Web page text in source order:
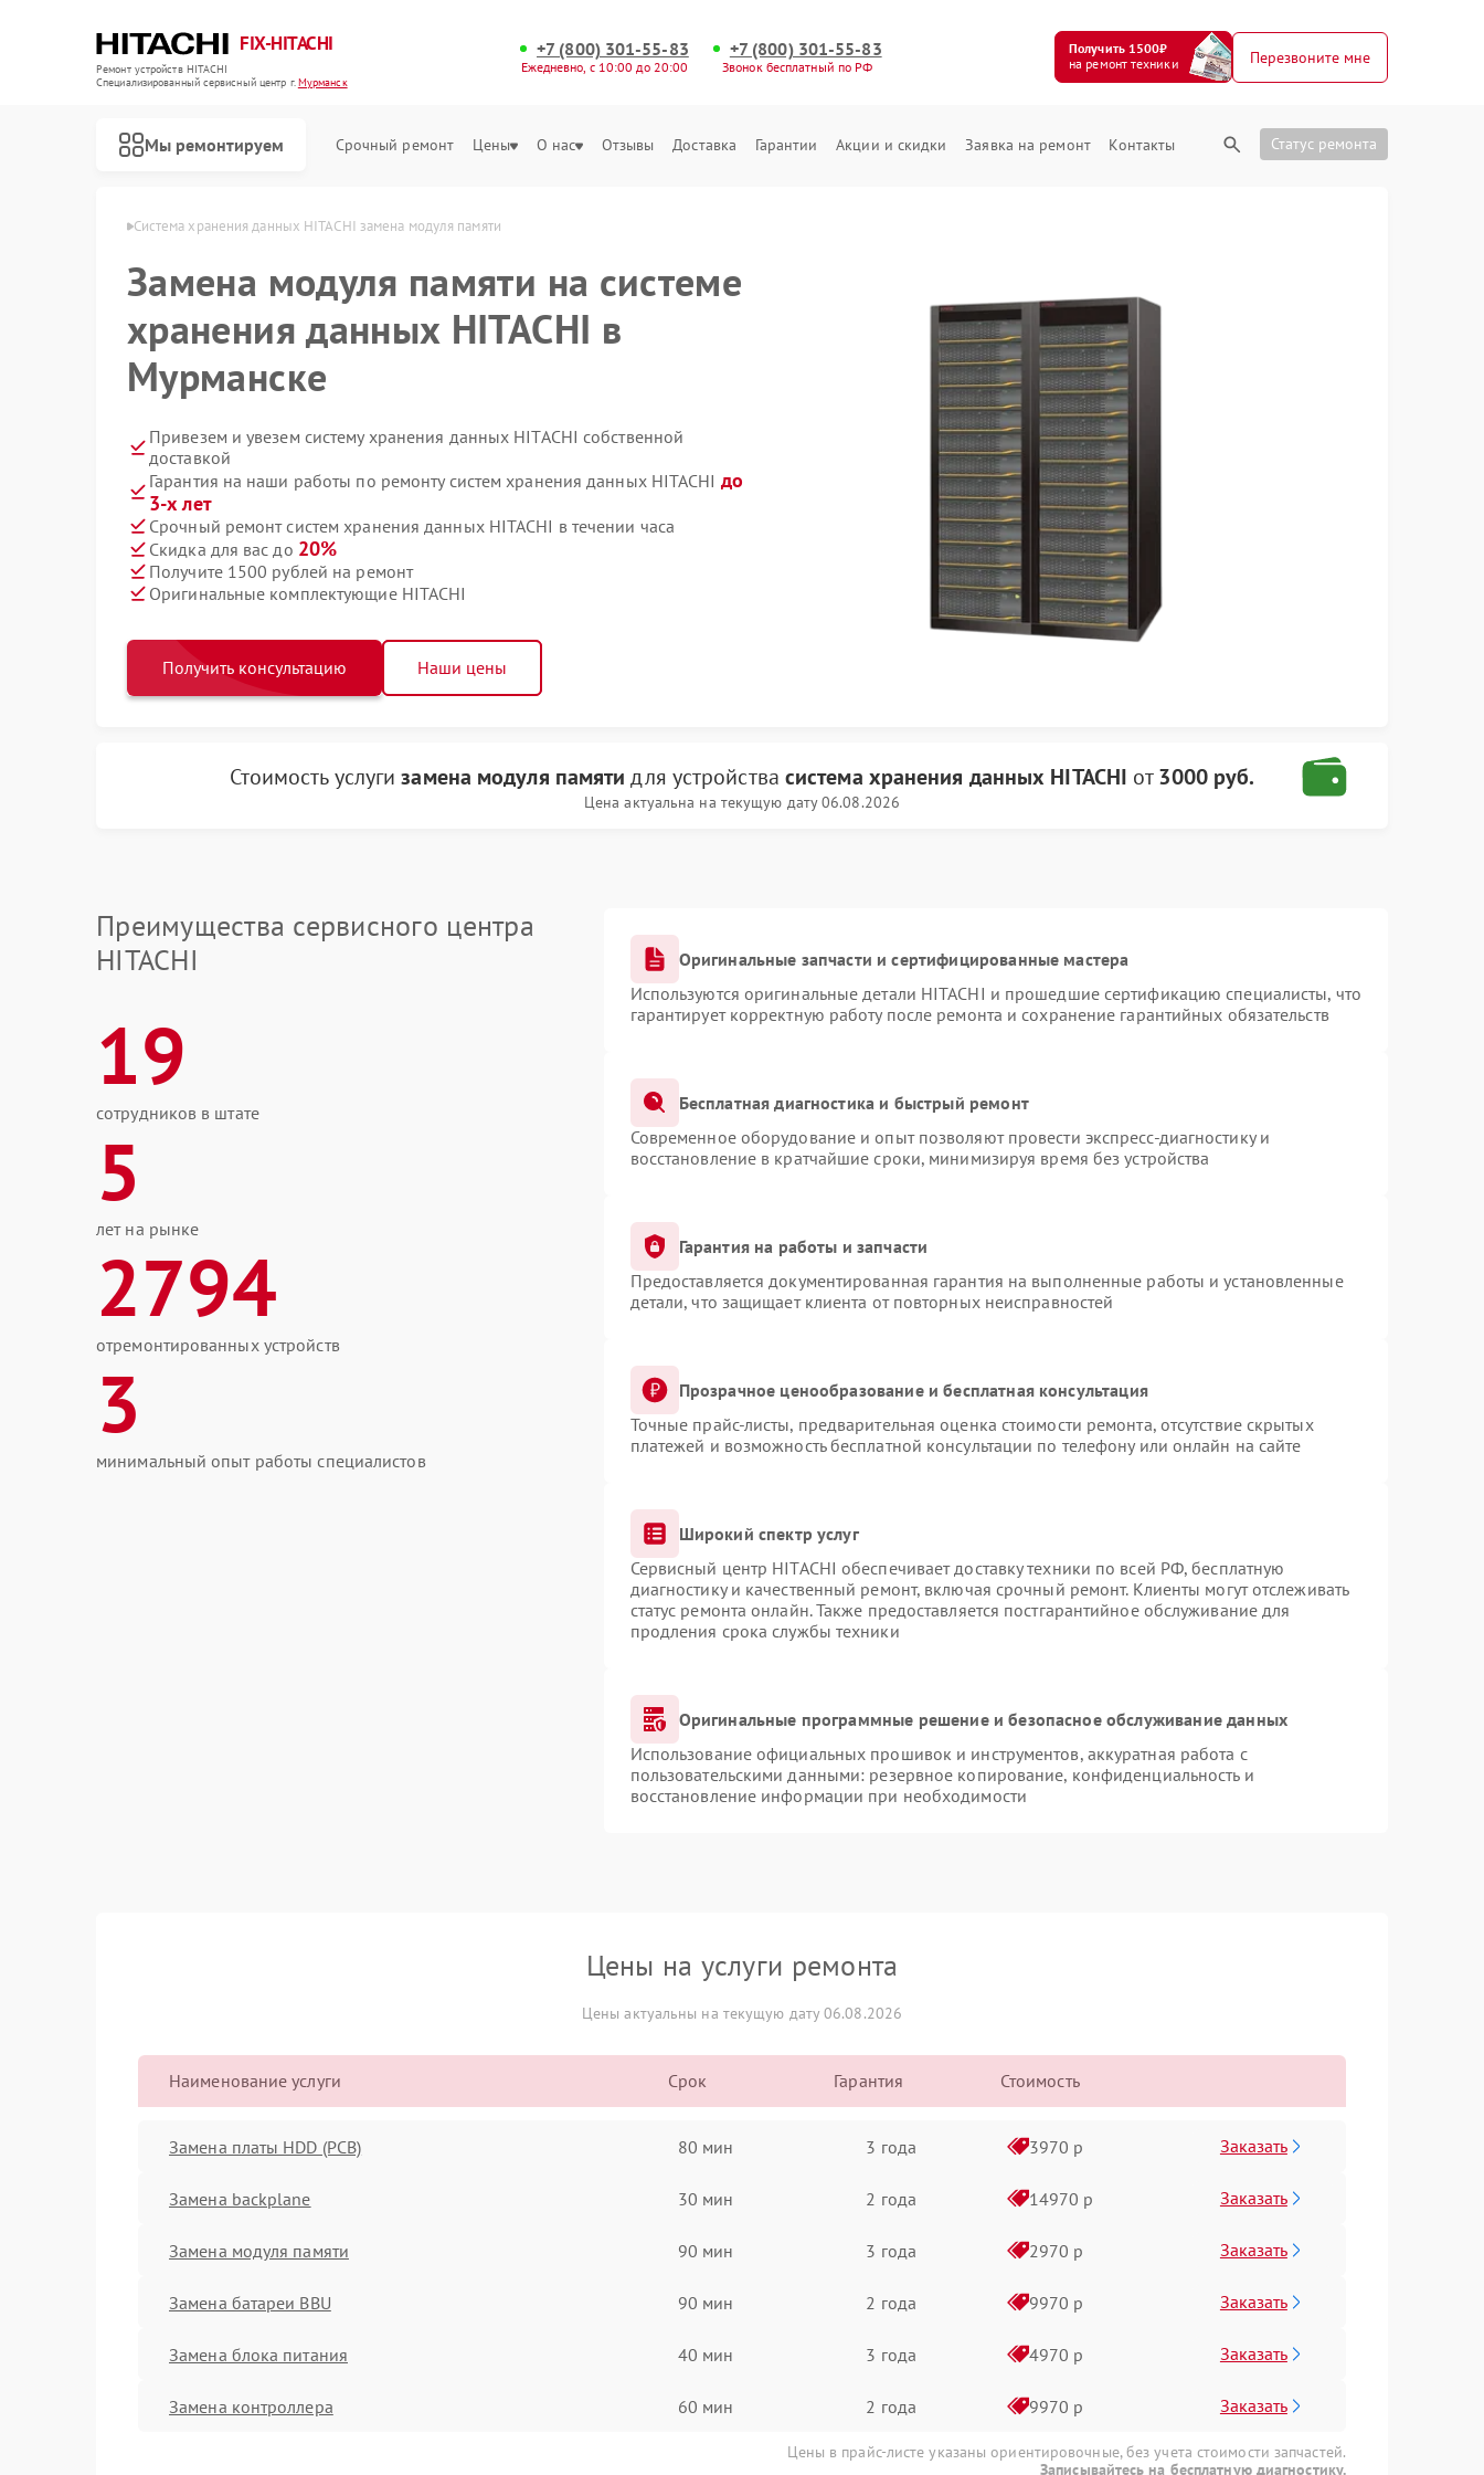
FIX-HITACHI
Ремонт устройств HITACHI
Специализированный cервисный центр г.Мурманск
+7 (800) 301-55-83
Ежедневно, с 10:00 до 20:00
+7 (800) 301-55-83
Звонок бесплатный по РФ
Получить 1500₽
на ремонт техники
Перезвоните мне
Мы ремонтируем Срочный ремонт Цены О нас Отзывы Доставка Гарантии Акции и скидки Заявка на ремонт Контакты Статус ремонта
Система хранения данных HITACHI замена модуля памяти
Замена модуля памяти на системе
хранения данных HITACHI в
Мурманске
Привезем и увезем систему хранения данных HITACHI собственной
доставкой
Гарантия на наши работы по ремонту систем хранения данных HITACHI до
3-х лет
Срочный ремонт систем хранения данных HITACHI в течении часа
Скидка для вас до 20%
Получите 1500 рублей на ремонт
Оригинальные комплектующие HITACHI
Получить консультацию Наши цены
Стоимость услугизамена модуля памяти для устройства система хранения данных HITACHI от3000 руб.
Цена актуальна на текущую дату 06.08.2026
Преимущества сервисного центра
HITACHI
19
сотрудников в штате
5
лет на рынке
2794
отремонтированных устройств
3
минимальный опыт работы специалистов
Оригинальные запчасти и сертифицированные мастера
Используются оригинальные детали HITACHI и прошедшие сертификацию специалисты, что
гарантирует корректную работу после ремонта и сохранение гарантийных обязательств
Бесплатная диагностика и быстрый ремонт
Современное оборудование и опыт позволяют провести экспресс-диагностику и
восстановление в кратчайшие сроки, минимизируя время без устройства
Гарантия на работы и запчасти
Предоставляется документированная гарантия на выполненные работы и установленные
детали, что защищает клиента от повторных неисправностей
Прозрачное ценообразование и бесплатная консультация
Точные прайс-листы, предварительная оценка стоимости ремонта, отсутствие скрытых
платежей и возможность бесплатной консультации по телефону или онлайн на сайте
Широкий спектр услуг
Сервисный центр HITACHI обеспечивает доставку техники по всей РФ, бесплатную
диагностику и качественный ремонт, включая срочный ремонт. Клиенты могут отслеживать
статус ремонта онлайн. Также предоставляется постгарантийное обслуживание для
продления срока службы техники
Оригинальные программные решение и безопасное обслуживание данных
Использование официальных прошивок и инструментов, аккуратная работа с
пользовательскими данными: резервное копирование, конфиденциальность и
восстановление информации при необходимости
Цены на услуги ремонта
Цены актуальны на текущую дату 06.08.2026
Наименование услуги Срок Гарантия Стоимость
Замена платы HDD (PCB) 80 мин 3 года 3970 р Заказать
Замена backplane 30 мин 2 года 14970 р Заказать
Замена модуля памяти 90 мин 3 года 2970 р Заказать
Замена батареи BBU 90 мин 2 года 9970 р Заказать
Замена блока питания 40 мин 3 года 4970 р Заказать
Замена контроллера 60 мин 2 года 9970 р Заказать
Цены в прайс-листе указаны ориентировочные, без учета стоимости запчастей.
Записывайтесь на бесплатную диагностику.